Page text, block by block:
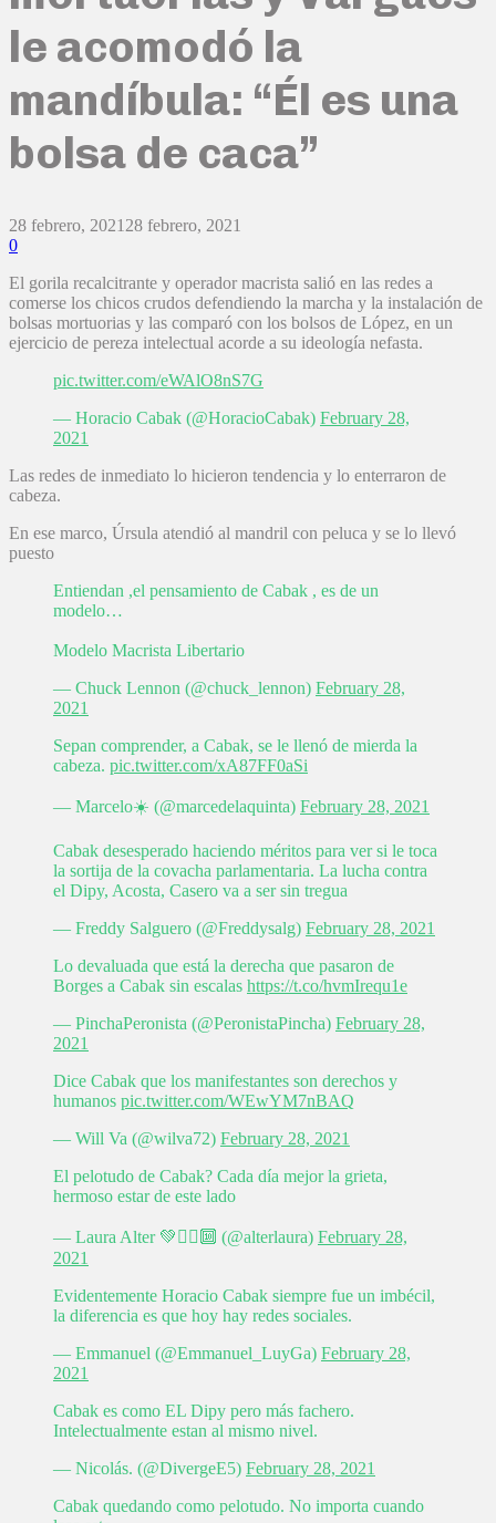
le acomodó la
mandíbula: “Él es una
bolsa de caca”
28 febrero, 2021 28 febrero, 2021
0
El gorila recalcitrante y operador macrista salió en las redes a
comerse los chicos crudos defendiendo la marcha y la instalación de
bolsas mortuorias y las comparó con los bolsos de López, en un
ejercicio de pereza intelectual acorde a su ideología nefasta.
pic.twitter.com/eWAlO8nS7G
— Horacio Cabak (@HoracioCabak) February 28,
2021
Las redes de inmediato lo hicieron tendencia y lo enterraron de
cabeza.
En ese marco, Úrsula atendió al mandril con peluca y se lo llevó
puesto
Entiendan ,el pensamiento de Cabak , es de un
modelo…
Modelo Macrista Libertario
— Chuck Lennon (@chuck_lennon) February 28,
2021
Sepan comprender, a Cabak, se le llenó de mierda la
cabeza. pic.twitter.com/xA87FF0aSi
— Marcelo☀️ (@marcedelaquinta) February 28, 2021
Cabak desesperado haciendo méritos para ver si le toca
la sortija de la covacha parlamentaria. La lucha contra
el Dipy, Acosta, Casero va a ser sin tregua
— Freddy Salguero (@Freddysalg) February 28, 2021
Lo devaluada que está la derecha que pasaron de
Borges a Cabak sin escalas https://t.co/hvmIrequ1e
— PinchaPeronista (@PeronistaPincha) February 28,
2021
Dice Cabak que los manifestantes son derechos y
humanos pic.twitter.com/WEwYM7nBAQ
— Will Va (@wilva72) February 28, 2021
El pelotudo de Cabak? Cada día mejor la grieta,
hermoso estar de este lado
— Laura Alter 💚✌🏽🔟 (@alterlaura) February 28,
2021
Evidentemente Horacio Cabak siempre fue un imbécil,
la diferencia es que hoy hay redes sociales.
— Emmanuel (@Emmanuel_LuyGa) February 28,
2021
Cabak es como EL Dipy pero más fachero.
Intelectualmente estan al mismo nivel.
— Nicolás. (@DivergeE5) February 28, 2021
Cabak quedando como pelotudo. No importa cuando